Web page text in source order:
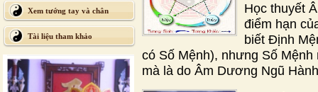
Xem tướng tay và chân
Tài liệu tham khảo
Học thuyết
điểm hạn
biết Định
có Số Mệnh), nhưng Số
mà là do Âm Dương Ngũ